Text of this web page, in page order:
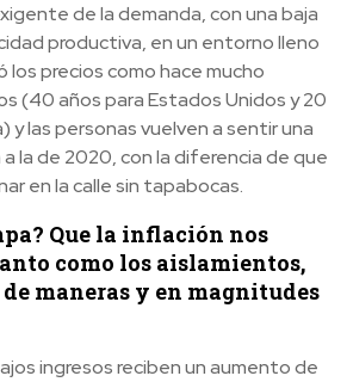
de la demanda, con una baja
productiva, en un entorno lleno
los precios como hace mucho
(40 años para Estados Unidos y 20
y las personas vuelven a sentir una
la de 2020, con la diferencia de que
en la calle sin tapabocas.
Que la inflación nos
como los aislamientos,
maneras y en magnitudes
ingresos reciben un aumento de